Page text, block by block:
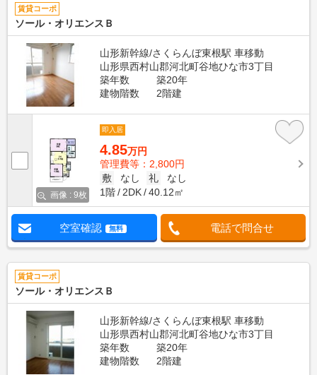
賃貸コーポ
ソール・オリエンスＢ
山形新幹線/さくらんぼ東根駅 車移動
山形県西村山郡河北町谷地ひな市3丁目
築年数
築20年
建物階数
2階建
画像 : 9枚
即入居
4.85万円
管理費等：2,800円
敷
なし 礼
なし
1階
2DK 40.12㎡
空室確認 無料 電話で問合せ
賃貸コーポ
ソール・オリエンスＢ
山形新幹線/さくらんぼ東根駅 車移動
山形県西村山郡河北町谷地ひな市3丁目
築年数
築20年
建物階数
2階建